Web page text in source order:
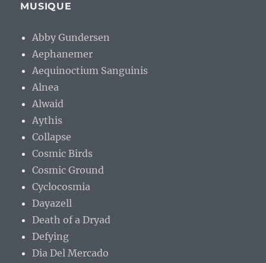
MUSIQUE
Abby Gundersen
Aephanemer
Aequinoctium Sanguinis
Alnea
Alwaid
Aythis
Collapse
Cosmic Birds
Cosmic Ground
Cyclocosmia
Dayazell
Death of a Dryad
Defying
Dia Del Mercado